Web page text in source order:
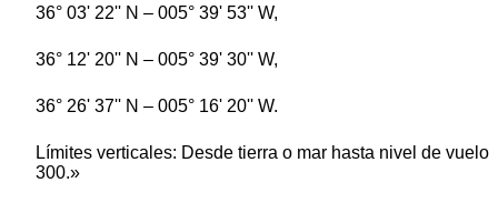
36° 03' 22'' N – 005° 39' 53'' W,
36° 12' 20'' N – 005° 39' 30'' W,
36° 26' 37'' N – 005° 16' 20'' W.
Límites verticales: Desde tierra o mar hasta nivel de vuelo
300.»